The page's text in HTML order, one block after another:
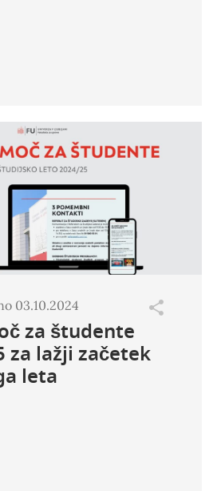
03.10.2024
za študente
za lažji začetek
leta